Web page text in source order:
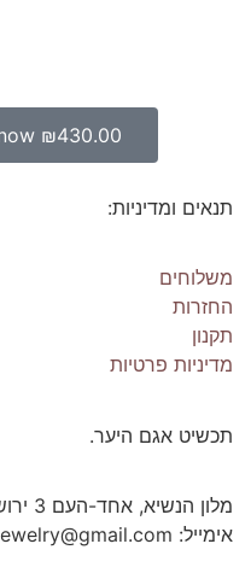
₪430.00
Choose and Buy now
תנאים ומדיניות:
משלוחים
החזרות
תקנון
מדיניות פרטיות
תכשיט אגם היער.
אימייל: forestlakejewelry@gmail.com